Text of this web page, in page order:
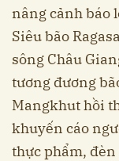
nâng cảnh báo
Siêu bão
sông Châu
tương đương
Mangkhut hồi
khuyến cáo
thực phẩm,